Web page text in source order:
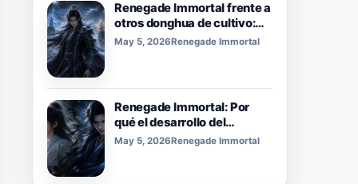
Renegade Immortal frente a
otros donghua de cultivo:
¿Qué lo hace diferente?
May 5, 2026Renegade Immortal
Renegade Immortal: Por
qué el desarrollo del
personaje de Wang Lin se
May 5, 2026Renegade Immortal